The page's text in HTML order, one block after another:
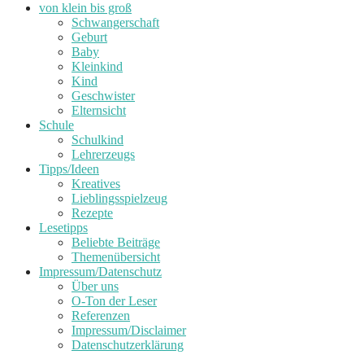
von klein bis groß
Schwangerschaft
Geburt
Baby
Kleinkind
Kind
Geschwister
Elternsicht
Schule
Schulkind
Lehrerzeugs
Tipps/Ideen
Kreatives
Lieblingsspielzeug
Rezepte
Lesetipps
Beliebte Beiträge
Themenübersicht
Impressum/Datenschutz
Über uns
O-Ton der Leser
Referenzen
Impressum/Disclaimer
Datenschutzerklärung